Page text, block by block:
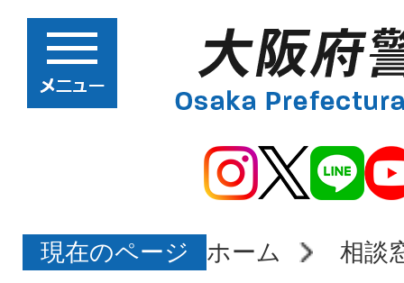
現在のページ ホーム 相談